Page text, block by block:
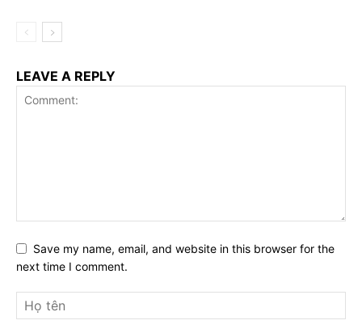
LEAVE A REPLY
Save my name, email, and website in this browser for the
next time I comment.